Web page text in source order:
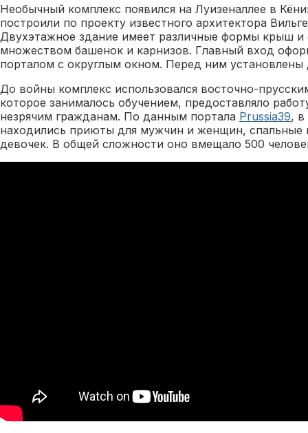
Необычный комплекс появился на Луизеналлее в
построили по проекту известного архитектора
Двухэтажное здание имеет различные формы крыш
множеством башенок и карнизов. Главный вход
порталом с округлым окном. Перед ним установлены
До войны комплекс использовался восточно-
которое занималось обучением, предоставляло
незрячим гражданам. По данным портала Prussia39, в
находились приюты для мужчин и женщин, спальные
девочек. В общей сложности оно вмещало 500